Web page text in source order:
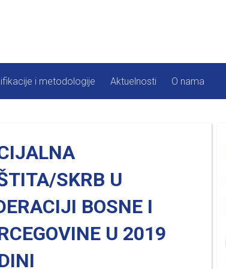
i metodologije Aktuelnosti O nama
SKRB U
BOSNE I
U 2019